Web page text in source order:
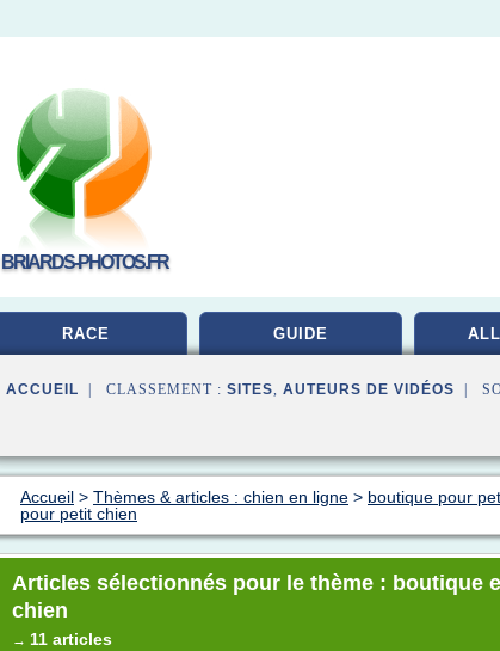
BRIARDS-PHOTOS.FR
RACE GUIDE
ACCUEIL | CLASSEMENT : SITES, AUTEURS DE VIDÉOS |
Accueil > Thèmes & articles : chien en ligne > boutique pour
pour petit chien
Articles sélectionnés pour le thème : boutique
chien
→ 11 articles